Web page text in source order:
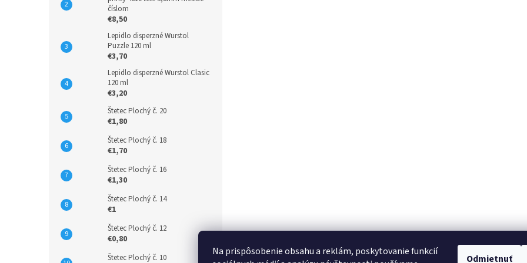
Na prispôsobenie obsahu a reklám, poskytovanie funkcií
Odmietnuť
číslom
€8,50
Lepidlo disperzné Wurstol
Puzzle 120 ml
€3,70
Lepidlo disperzné Wurstol Clasic
120 ml
€3,20
Štetec Plochý č. 20
€1,80
Štetec Plochý č. 18
€1,70
Štetec Plochý č. 16
€1,30
Štetec Plochý č. 14
€1
Štetec Plochý č. 12
€0,80
Štetec Plochý č. 10